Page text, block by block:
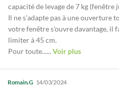
capacité de levage de 7 kg (fenêtre
Il ne s'adapte pas à une ouverture
votre fenêtre s'ouvre davantage, il
limiter à 45 cm.
Pour toute...... Voir plus
Romain.G 14/03/2024